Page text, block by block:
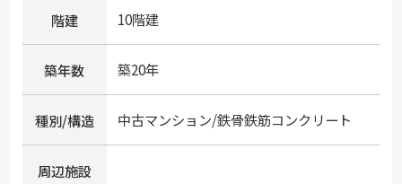
階建 10階建
築年数 築20年
種別/構造 中古マンション/鉄骨鉄筋コンクリート
周辺施設